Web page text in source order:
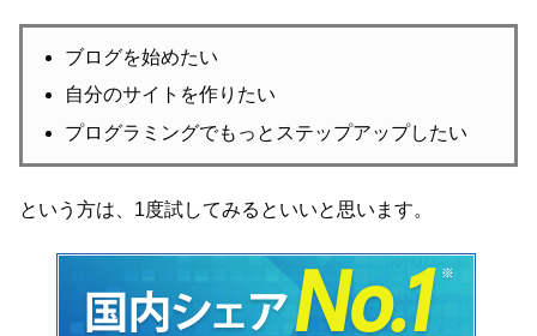
ブログを始めたい
自分のサイトを作りたい
プログラミングでもっとステップアップしたい
という方は、1度試してみるといいと思います。